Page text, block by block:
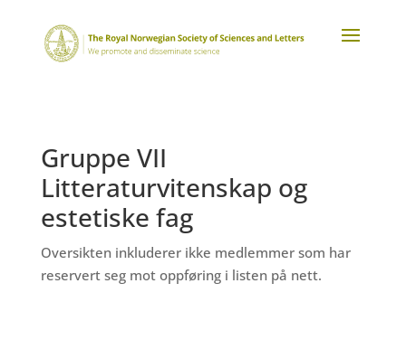
Gruppe VII
Litteraturvitenskap og
estetiske fag
Oversikten inkluderer ikke medlemmer som har
reservert seg mot oppføring i listen på nett.